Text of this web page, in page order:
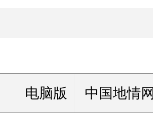
电脑版 中国地情网